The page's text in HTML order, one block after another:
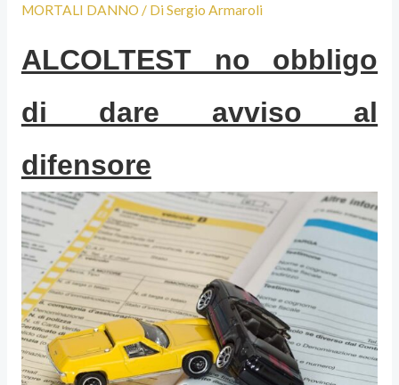
MORTALI DANNO / DiSergio Armaroli
ALCOLTEST no obbligo
di dare avviso al
difensore